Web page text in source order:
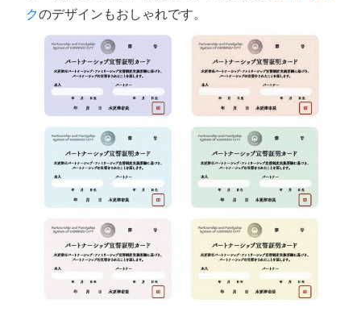
クのデザインもおしゃれです。